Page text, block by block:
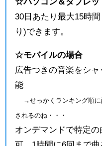
30日あたり最大15時
り)できます。
☆モバイルの場合
広告つきの音楽をシ
能
→せっかくランキング順
されるのね・・・
オンデマンドで特定
可。1時間に6回まで曲